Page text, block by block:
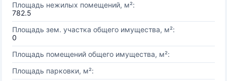
Площадь нежилых помещений, м²:
782.5
Площадь зем. участка общего имущества, м²:
0
Площадь помещений общего имущества, м²:
Площадь парковки, м²: